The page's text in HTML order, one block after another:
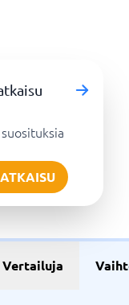
Vertailuja